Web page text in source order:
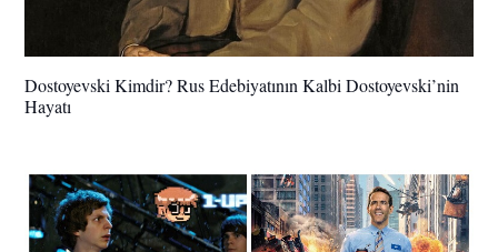
Dostoyevski Kimdir? Rus Edebiyatının Kalbi Dostoyevski’nin
Hayatı